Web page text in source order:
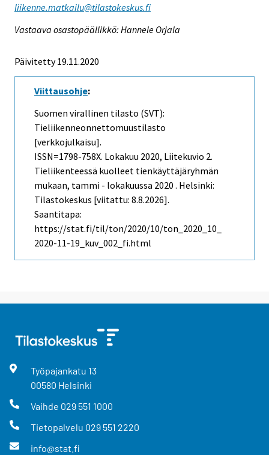
liikenne.matkailu@tilastokeskus.fi
Vastaava osastopäällikkö: Hannele Orjala
Päivitetty 19.11.2020
Viittausohje:
Suomen virallinen tilasto (SVT):
Tieliikenneonnettomuustilasto
[verkkojulkaisu].
ISSN=1798-758X. Lokakuu 2020, Liitekuvio 2.
Tieliikenteessä kuolleet tienkäyttäjäryhmän
mukaan, tammi - lokakuussa 2020 . Helsinki:
Tilastokeskus [viitattu: 8.8.2026].
Saantitapa:
https://stat.fi/til/ton/2020/10/ton_2020_10_
2020-11-19_kuv_002_fi.html
Työpajankatu 13
00580 Helsinki
Vaihde 029 551 1000
Tietopalvelu 029 551 2220
info@stat.fi